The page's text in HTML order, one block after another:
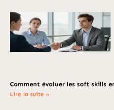
Comment évaluer les soft skills
Lire la suite »